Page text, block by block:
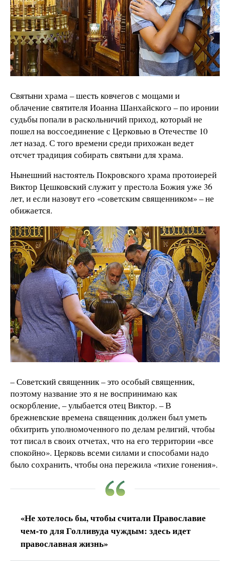
Святыни храма – шесть ковчегов с мощами и
облачение святителя Иоанна Шанхайского – по иронии
судьбы попали в раскольничий приход, который не
пошел на воссоединение с Церковью в Отечестве 10
лет назад. С того времени среди прихожан ведет
отсчет традиция собирать святыни для храма.
Нынешний настоятель Покровского храма протоиерей
Виктор Цешковский служит у престола Божия уже 36
лет, и если назовут его «советским священником» – не
обижается.
– Советский священник – это особый священник,
поэтому название это я не воспринимаю как
оскорбление, – улыбается отец Виктор. – В
брежневские времена священник должен был уметь
обхитрить уполномоченного по делам религий, чтобы
тот писал в своих отчетах, что на его территории «все
спокойно». Церковь всеми силами и способами надо
было сохранить, чтобы она пережила «тихие гонения».
«Не хотелось бы, чтобы считали Православие
чем-то для Голливуда чуждым: здесь идет
православная жизнь»